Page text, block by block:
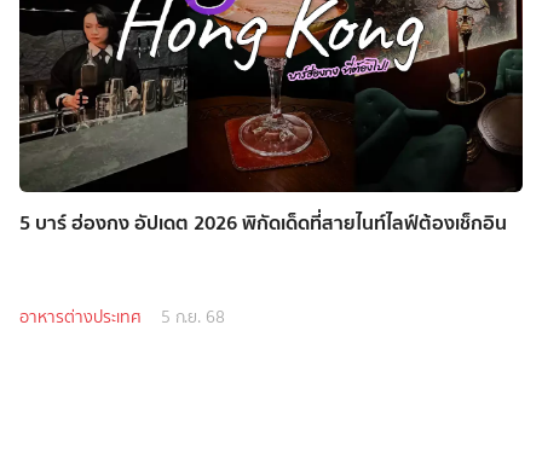
5 บาร์ ฮ่องกง อัปเดต 2026 พิกัดเด็ดที่สายไนท์ไลฟ์ต้องเช็กอิน
อาหารต่างประเทศ 5 ก.ย. 68